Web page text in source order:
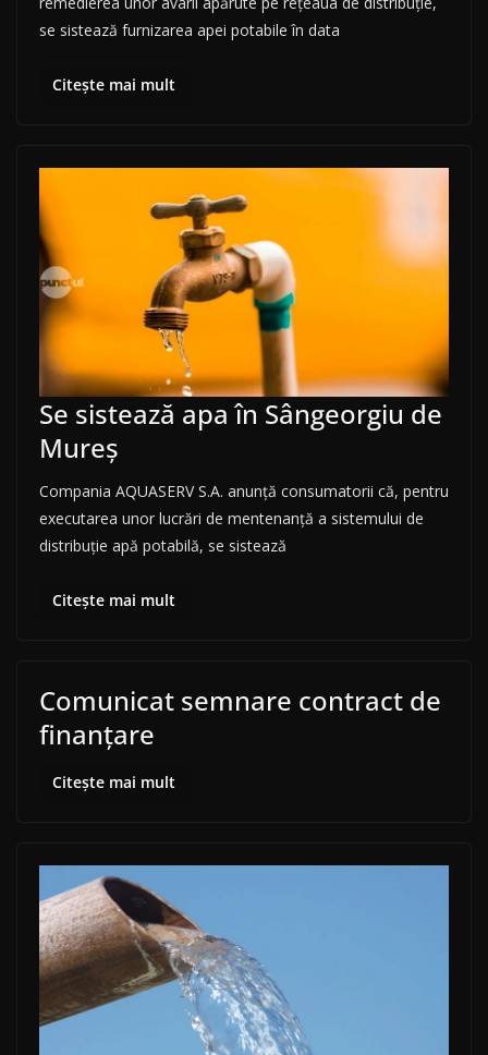
se sistează furnizarea apei potabile în data
Citește mai mult
Se sistează apa în Sângeorgiu de
Mureș
Compania AQUASERV S.A. anunţă consumatorii că, pentru
executarea unor lucrări de mentenanță a sistemului de
distribuţie apă potabilă, se sistează
Citește mai mult
Comunicat semnare contract de
finanțare
Citește mai mult